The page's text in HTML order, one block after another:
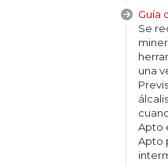
Guía
Se
una
Apto
Apto